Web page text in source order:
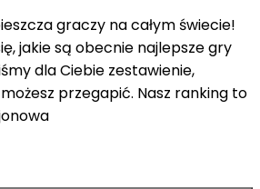
graczy na całym świecie!
jakie są obecnie najlepsze gry
dla Ciebie zestawienie,
przegapić. Nasz ranking to